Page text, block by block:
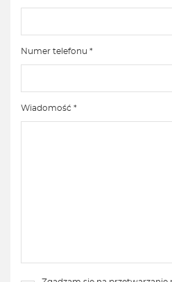
Numer telefonu *
Wiadomość *